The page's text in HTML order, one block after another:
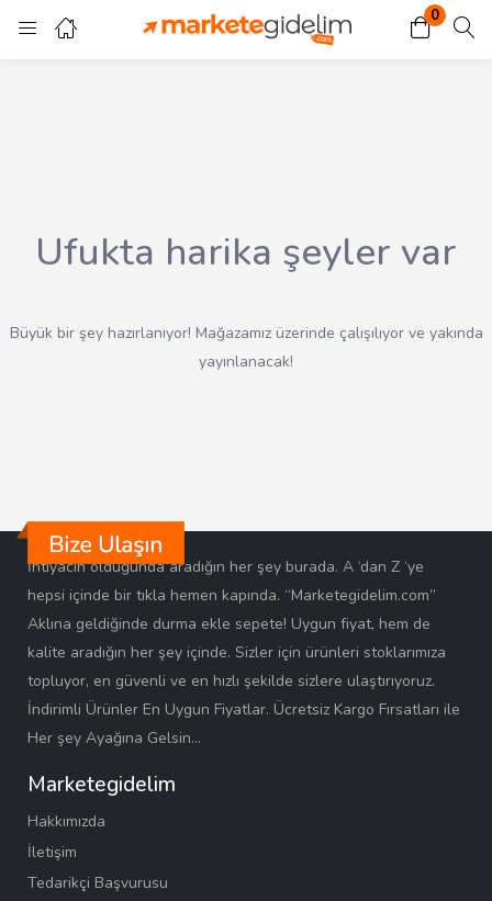
0
Giriş Kayıt ol
Ufukta harika şeyler var
Büyük bir şey hazırlanıyor! Mağazamız üzerinde çalışılıyor ve yakında
yayınlanacak!
İhtiyacın olduğunda aradığın her şey burada. A ‘dan Z ‘ye
hepsi içinde bir tıkla hemen kapında. “Marketegidelim.com”
Aklına geldiğinde durma ekle sepete! Uygun fiyat, hem de
kalite aradığın her şey içinde. Sizler için ürünleri stoklarımıza
topluyor, en güvenli ve en hızlı şekilde sizlere ulaştırıyoruz.
İndirimli Ürünler En Uygun Fiyatlar. Ücretsiz Kargo Fırsatları ile
Her şey Ayağına Gelsin…
Marketegidelim
Hakkımızda
İletişim
Tedarikçi Başvurusu